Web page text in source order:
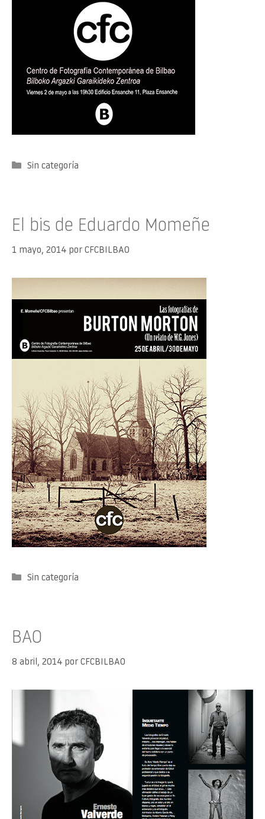
Categorías
Sin categoría
El bis de Eduardo Momeñe
1 mayo, 2014 por CFCBILBAO
Categorías
Sin categoría
BAO
8 abril, 2014 por CFCBILBAO